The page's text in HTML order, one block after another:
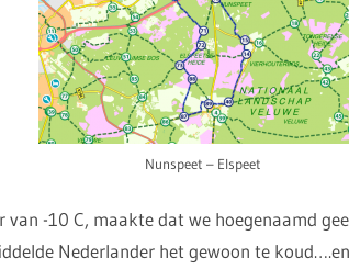
Nunspeet – Elspeet
van -10 C, maakte dat we hoegenaamd
Nederlander het gewoon te